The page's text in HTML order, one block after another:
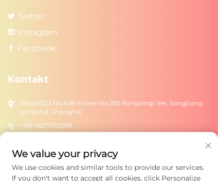
Twitter
Instagram
Facebook
Kontakt
Room303 No.10# Hoone No.285 Rongxingi tee, Songjiang
piirkond, Shanghai
+86-18217615209
Saada
We value your privacy
We use cookies and similar tools to provide our services.
If you don't want to accept all cookies, click Personalize